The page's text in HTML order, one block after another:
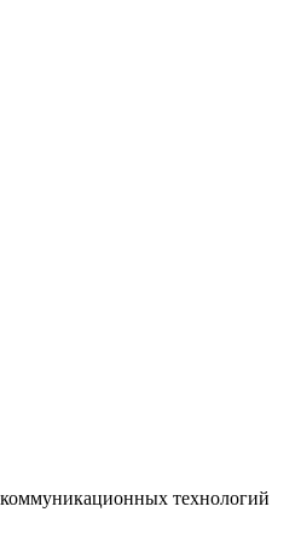
технологий